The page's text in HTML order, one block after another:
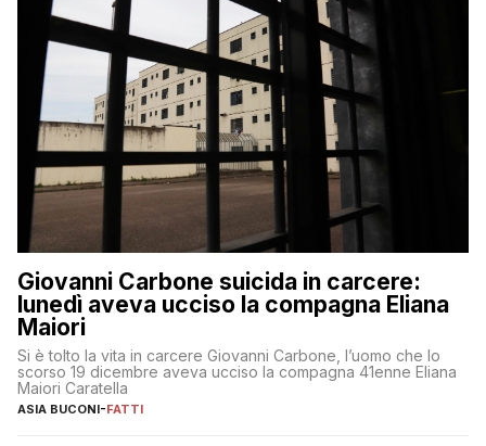
Giovanni Carbone suicida in carcere:
lunedì aveva ucciso la compagna Eliana
Maiori
Si è tolto la vita in carcere Giovanni Carbone, l’uomo che lo
scorso 19 dicembre aveva ucciso la compagna 41enne Eliana
Maiori Caratella
ASIA BUCONI-FATTI